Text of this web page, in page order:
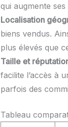
qui augmente
Localisation
biens vendus.
plus élevés que
Taille et
facilite l’accès à
parfois des
Tableau